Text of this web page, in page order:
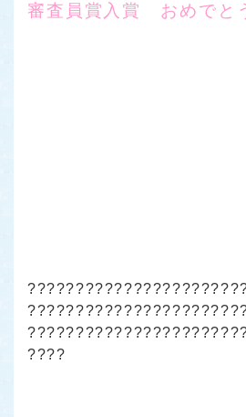
審査員賞入賞 おめでと
????